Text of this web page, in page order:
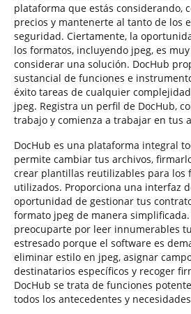
plataforma que estás considerando,
precios y mantenerte al tanto de los
seguridad. Ciertamente, la
los formatos, incluyendo jpeg, es
considerar una solución. DocHub
sustancial de funciones e
éxito tareas de cualquier
jpeg. Registra un perfil de DocHub,
trabajo y comienza a trabajar en tus
DocHub es una plataforma integral
permite cambiar tus archivos,
crear plantillas reutilizables para los
utilizados. Proporciona una interfaz
oportunidad de gestionar tus
formato jpeg de manera
preocuparte por leer innumerables
estresado porque el software es
eliminar estilo en jpeg, asignar
destinatarios específicos y recoger
DocHub se trata de funciones
todos los antecedentes y